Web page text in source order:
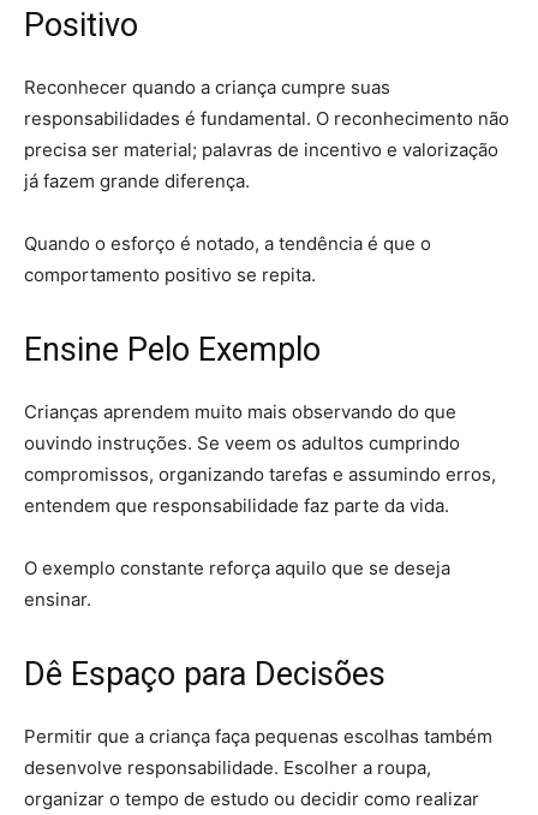
Positivo
Reconhecer quando a criança cumpre suas
responsabilidades é fundamental. O reconhecimento não
precisa ser material; palavras de incentivo e valorização
já fazem grande diferença.
Quando o esforço é notado, a tendência é que o
comportamento positivo se repita.
Ensine Pelo Exemplo
Crianças aprendem muito mais observando do que
ouvindo instruções. Se veem os adultos cumprindo
compromissos, organizando tarefas e assumindo erros,
entendem que responsabilidade faz parte da vida.
O exemplo constante reforça aquilo que se deseja
ensinar.
Dê Espaço para Decisões
Permitir que a criança faça pequenas escolhas também
desenvolve responsabilidade. Escolher a roupa,
organizar o tempo de estudo ou decidir como realizar